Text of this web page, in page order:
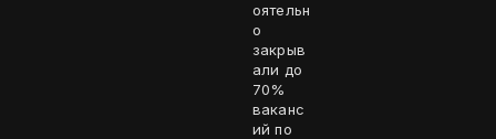
оятельн
о
закрыв
али до
70%
ваканс
ий по